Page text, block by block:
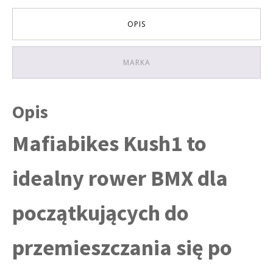
OPIS
MARKA
Opis
Mafiabikes Kush1 to
idealny rower BMX dla
początkujących do
przemieszczania się po